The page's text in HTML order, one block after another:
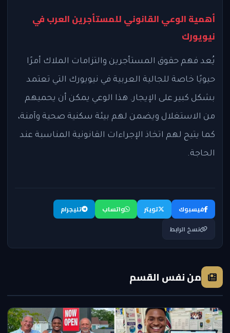
أهمية الوعي القانوني للمستأجرين العرب في
نيويورك
يُعد فهم حقوق المستأجرين والتزامات الملاك أمرًا
حيويًا خاصة للجالية العربية في نيويورك التي تعتمد
بشكل كبير على الإيجار. هذا الوعي يمكن أن يحميهم
من الاستغلال ويضمن لهم بيئة سكنية صحية وآمنة،
كما يتيح لهم اتخاذ الإجراءات القانونية المناسبة عند
الحاجة.
فيسبوك تويتر واتساب
تليجرام
نسخ الرابط
من نفس القسم